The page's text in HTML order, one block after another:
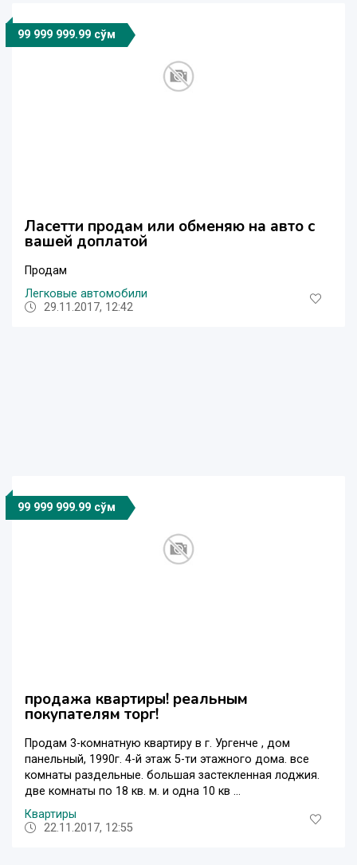
99 999 999.99 сўм
Ласетти продам или обменяю на авто с
вашей доплатой
Продам
Легковые автомобили
29.11.2017, 12:42
99 999 999.99 сўм
продажа квартиры! реальным
покупателям торг!
Продам 3-комнатную квартиру в г. Ургенче , дом
панельный, 1990г. 4-й этаж 5-ти этажного дома. все
комнаты раздельные. большая застекленная лоджия.
две комнаты по 18 кв. м. и одна 10 кв ...
Квартиры
22.11.2017, 12:55